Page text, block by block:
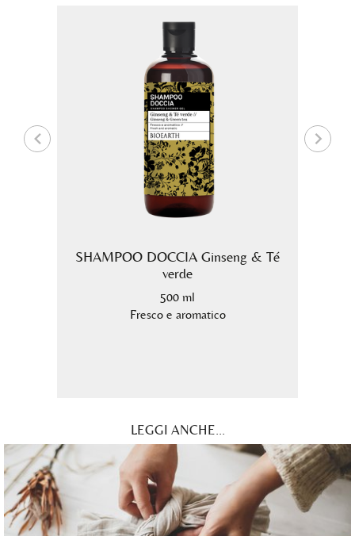
SHAMPOO DOCCIA Ginseng & Té
verde
500 ml
Fresco e aromatico
LEGGI ANCHE...